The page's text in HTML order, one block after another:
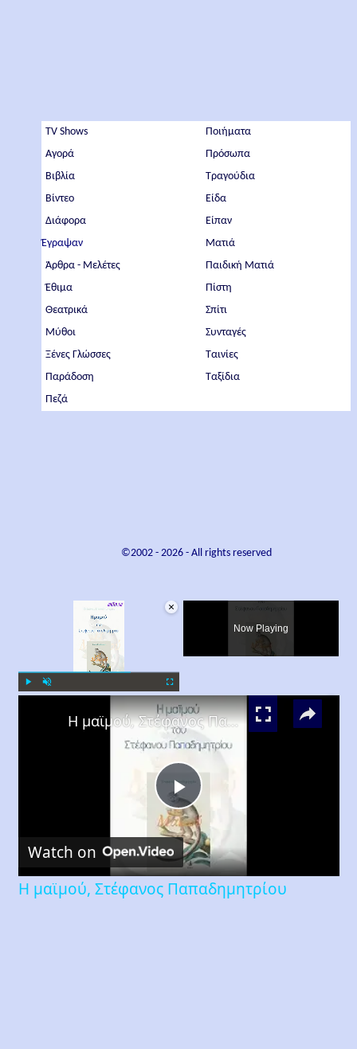
TV Shows
Αγορά
Βιβλία
Βίντεο
Διάφορα
Έγραψαν
Άρθρα - Μελέτες
Έθιμα
Θεατρικά
Μύθοι
Ξένες Γλώσσες
Παράδοση
Πεζά
Ποιήματα
Πρόσωπα
Τραγούδια
Είδα
Είπαν
Ματιά
Παιδική Ματιά
Πίστη
Σπίτι
Συνταγές
Ταινίες
Ταξίδια
©2002 - 2026- All rights reserved
×
Now Playing
Play
Video
Η μαϊμού, Στέφανος Παπαδημητρίου
Watch on
Η μαϊμού, Στέφανος Παπαδημητρίου